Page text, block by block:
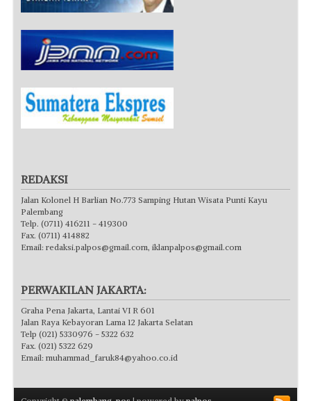
REDAKSI
Jalan Kolonel H Barlian No.773 Samping Hutan Wisata Punti Kayu
Palembang
Telp. (0711) 416211 - 419300
Fax. (0711) 414882
Email: redaksi.palpos@gmail.com, iklanpalpos@gmail.com
PERWAKILAN JAKARTA:
Graha Pena Jakarta, Lantai VI R 601
Jalan Raya Kebayoran Lama 12 Jakarta Selatan
Telp (021) 5330976 - 5322 632
Fax. (021) 5322 629
Email: muhammad_faruk84@yahoo.co.id